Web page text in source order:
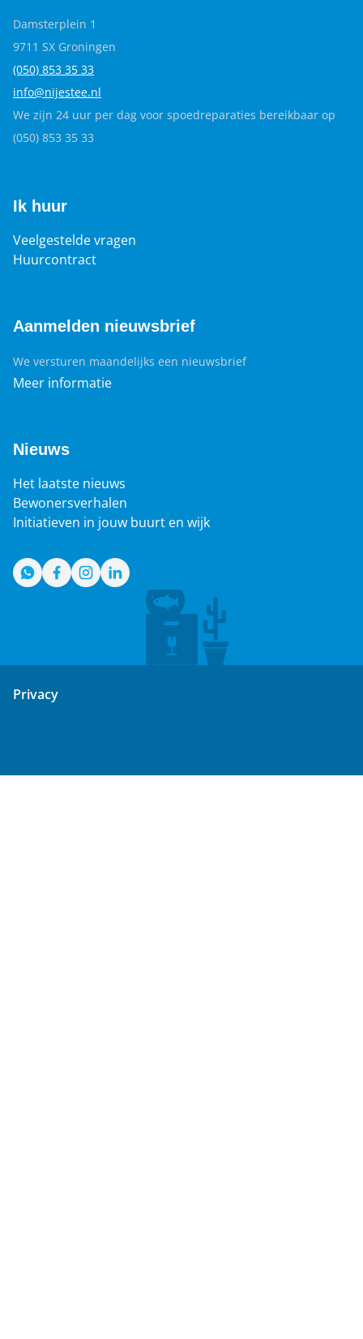
Damsterplein 1
9711 SX Groningen
(050) 853 35 33
info@nijestee.nl
We zijn 24 uur per dag voor spoedreparaties bereikbaar op
(050) 853 35 33
Ik huur
Veelgestelde vragen
Huurcontract
Aanmelden nieuwsbrief
We versturen maandelijks een nieuwsbrief
Meer informatie
Nieuws
Het laatste nieuws
Bewonersverhalen
Initiatieven in jouw buurt en wijk
WhatsApp
Facebook
Instagram
LinkedIn
Privacy